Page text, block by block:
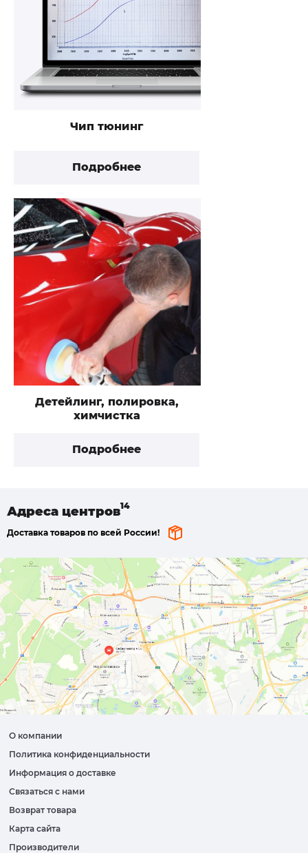
Чип тюнинг
Подробнее
Детейлинг, полировка,
химчистка
Подробнее
Адреса центров
Доставка товаров по всей России!
О компании
Политика конфиденциальности
Информация о доставке
Связаться с нами
Возврат товара
Карта сайта
Производители